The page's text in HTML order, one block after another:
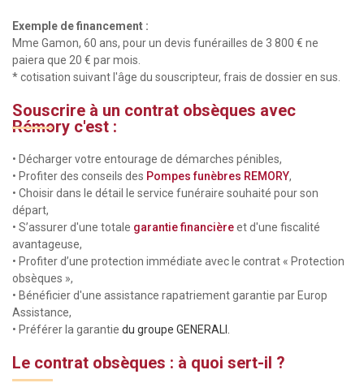
Exemple de financement :
Mme Gamon, 60 ans, pour un devis funérailles de 3 800 € ne
paiera que 20 € par mois.
* cotisation suivant l'âge du souscripteur, frais de dossier en sus.
Souscrire à un contrat obsèques avec
Rémory c'est :
• Décharger votre entourage de démarches pénibles,
• Profiter des conseils des Pompes funèbres REMORY,
• Choisir dans le détail le service funéraire souhaité pour son
départ,
• S’assurer d'une totale garantie financièreet d'une fiscalité
avantageuse,
• Profiter d’une protection immédiate avec le contrat « Protection
obsèques »,
• Bénéficier d'une assistance rapatriement garantie par Europ
Assistance,
• Préférer la garantie du groupe GENERALI.
Le contrat obsèques : à quoi sert-il ?